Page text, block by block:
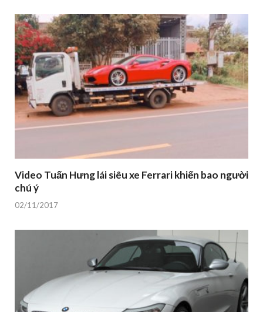
Video Tuấn Hưng lái siêu xe Ferrari khiến bao người
chú ý
02/11/2017